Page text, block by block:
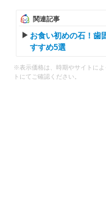
関連記事
お食い初めの石！歯
すすめ5選
※表示価格は、時期やサイトによ
トにてご確認ください。